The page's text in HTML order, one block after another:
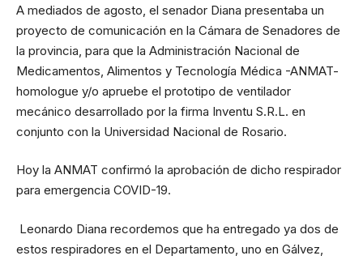
A mediados de agosto, el senador Diana presentaba un
proyecto de comunicación en la Cámara de Senadores de
la provincia, para que la Administración Nacional de
Medicamentos, Alimentos y Tecnología Médica -ANMAT-
homologue y/o apruebe el prototipo de ventilador
mecánico desarrollado por la firma Inventu S.R.L. en
conjunto con la Universidad Nacional de Rosario.
Hoy la ANMAT confirmó la aprobación de dicho respirador
para emergencia COVID-19.
Leonardo Diana recordemos que ha entregado ya dos de
estos respiradores en el Departamento, uno en Gálvez,